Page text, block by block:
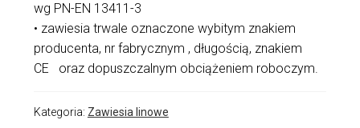
wg PN-EN 13411-3
• zawiesia trwale oznaczone wybitym znakiem
producenta, nr fabrycznym , długością, znakiem
CE oraz dopuszczalnym obciążeniem roboczym.
Kategoria: Zawiesia linowe